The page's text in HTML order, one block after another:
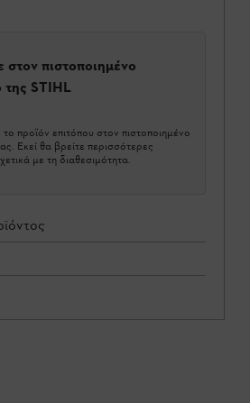
στον πιστοποιημένο
της STIHL
προϊόν επιτόπου στον πιστοποιημένο
Εκεί θα βρείτε περισσότερες
με τη διαθεσιμότητα.